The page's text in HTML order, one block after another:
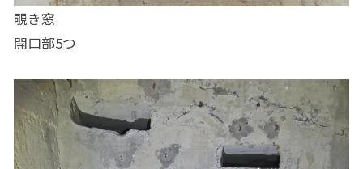
覗き窓
開口部5つ